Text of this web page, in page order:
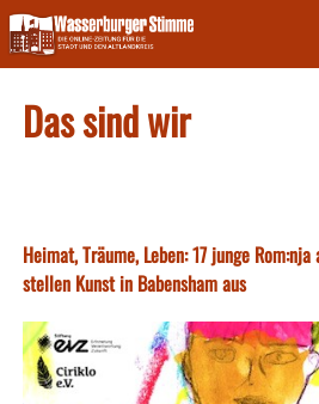
Skip
to
content
Das sind wir
Heimat, Träume, Leben: 17 junge
stellen Kunst in Babensham aus